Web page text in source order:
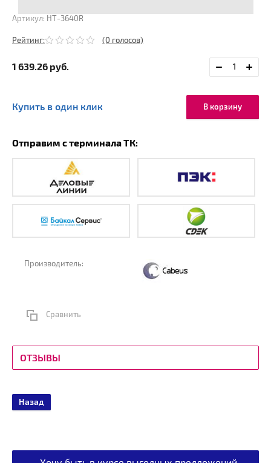
Артикул: HT-3640R
Рейтинг: (0 голосов)
1 639.26 руб.
Купить в один клик В корзину
Отправим с терминала ТК:
Производитель:
Сравнить
ОТЗЫВЫ
Назад